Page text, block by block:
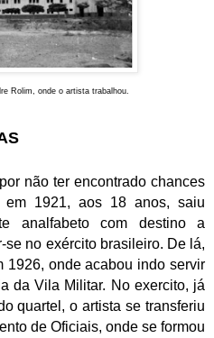
Rolim, onde o artista trabalhou.
S
não ter encontrado chances
em 1921, aos 18 anos, saiu
analfabeto com destino a
se no exército brasileiro. De lá,
1926, onde acabou indo servir
da Vila Militar. No exercito, já
quartel, o artista se transferiu
de Oficiais, onde se formou